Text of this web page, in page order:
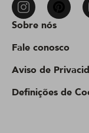
Sobre nós
Fale conosco
Aviso de
Definições de